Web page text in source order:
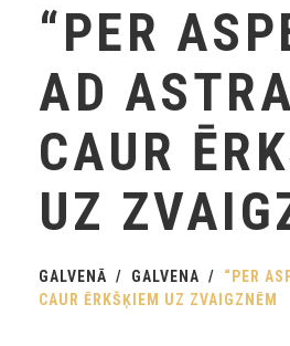
“PER
AD
CAUR
UZ
GALVENĀ GALVENA
“PER
CAUR ĒRKŠĶIEM UZ ZVAIGZNĒM